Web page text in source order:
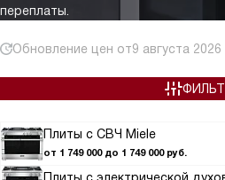
переплаты.
Обновление цен от9 августа 2026
Плиты с СВЧ Miele
от 1 749 000 до 1 749 000 руб.